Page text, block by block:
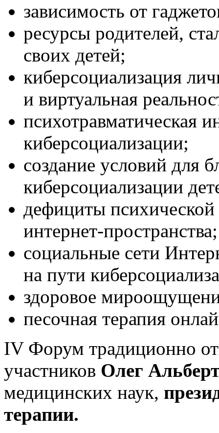
зависимость от
ресурсы родителей,
своих детей;
киберсоциализация
и виртуальная
психотравматическая
киберсоциализации;
создание условий для
киберсоциализации
дефициты
интернет-пространства;
социальные сети
на пути
здоровое
песочная терапия
IV Форум традиционно
участников Олег
медицинских наук,
терапии.